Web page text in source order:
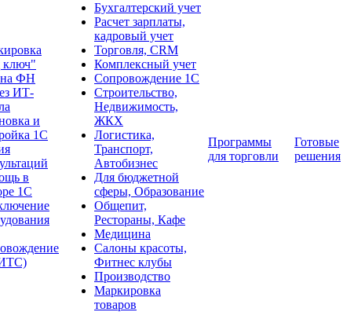
ключ"
ФН
ИТ-
и
1С
в
1С
Бухгалтерский учет
Расчет зарплаты,
кадровый учет
Торговля, CRM
Комплексный учет
Сопровождение 1С
Строительство,
Недвижимость,
ЖКХ
Логистика,
Транспорт,
Автобизнес
Для бюджетной
сферы, Образование
Общепит,
Рестораны, Кафе
Медицина
Салоны красоты,
Фитнес клубы
Производство
Маркировка
товаров
Программы
для торговли
Готовые
решения